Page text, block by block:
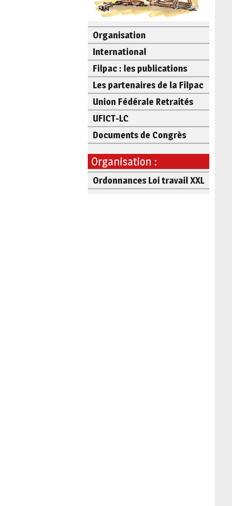
Organisation
International
Filpac : les publications
Les partenaires de la Filpac
Union Fédérale Retraités
UFICT-LC
Documents de Congrès
Organisation :
Ordonnances Loi travail XXL